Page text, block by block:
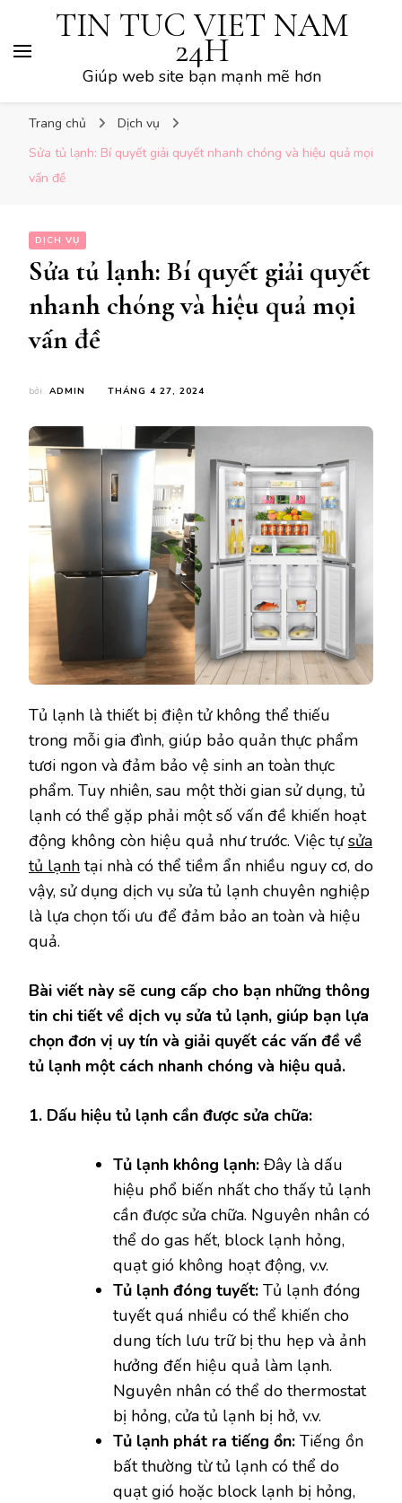
TIN TUC VIET NAM
24H
Giúp web site bạn mạnh mẽ hơn
Trang chủ
Dịch vụ
Sửa tủ lạnh: Bí quyết giải quyết nhanh chóng và hiệu quả mọi
vấn đề
DỊCH VỤ
Sửa tủ lạnh: Bí quyết giải quyết
nhanh chóng và hiệu quả mọi
vấn đề
bởi ADMIN THÁNG 4 27, 2024
Tủ lạnh là thiết bị điện tử không thể thiếu
trong mỗi gia đình, giúp bảo quản thực phẩm
tươi ngon và đảm bảo vệ sinh an toàn thực
phẩm. Tuy nhiên, sau một thời gian sử dụng, tủ
lạnh có thể gặp phải một số vấn đề khiến hoạt
động không còn hiệu quả như trước. Việc tựsửa
tủ lạnh tại nhà có thể tiềm ẩn nhiều nguy cơ, do
vậy, sử dụng dịch vụ sửa tủ lạnh chuyên nghiệp
là lựa chọn tối ưu để đảm bảo an toàn và hiệu
quả.
Bài viết này sẽ cung cấp cho bạn những thông
tin chi tiết về dịch vụ sửa tủ lạnh, giúp bạn lựa
chọn đơn vị uy tín và giải quyết các vấn đề về
tủ lạnh một cách nhanh chóng và hiệu quả.
1. Dấu hiệu tủ lạnh cần được sửa chữa:
Tủ lạnh không lạnh: Đây là dấu
hiệu phổ biến nhất cho thấy tủ lạnh
cần được sửa chữa. Nguyên nhân có
thể do gas hết, block lạnh hỏng,
quạt gió không hoạt động, v.v.
Tủ lạnh đóng tuyết: Tủ lạnh đóng
tuyết quá nhiều có thể khiến cho
dung tích lưu trữ bị thu hẹp và ảnh
hưởng đến hiệu quả làm lạnh.
Nguyên nhân có thể do thermostat
bị hỏng, cửa tủ lạnh bị hở, v.v.
Tủ lạnh phát ra tiếng ồn: Tiếng ồn
bất thường từ tủ lạnh có thể do
quạt gió hoặc block lạnh bị hỏng,